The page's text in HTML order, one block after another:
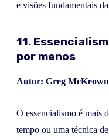
e visões fundamentais
11.
por menos
Autor: Greg McKeown
O essencialismo é mais
tempo ou uma técnica